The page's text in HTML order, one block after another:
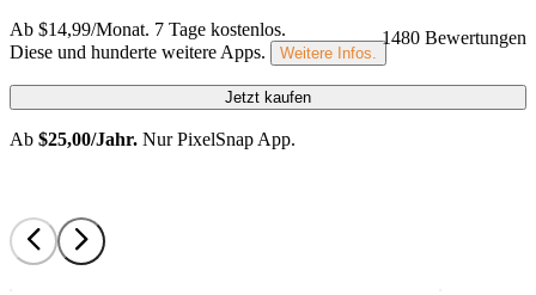
1480 Bewertungen
Ab $14,99/Monat. 7 Tage kostenlos.
Diese und hunderte weitere Apps.
Weitere Infos.
Jetzt kaufen
Ab $25,00/Jahr. Nur PixelSnap App.